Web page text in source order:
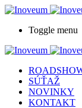
Toggle menu
SÚŤAŽ
NOVINKY
KONTAKT